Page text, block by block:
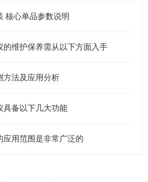
核心单品参数说明
的维护保养需从以下方面入手
方法及应用分析
具备以下几大功能
应用范围是非常广泛的